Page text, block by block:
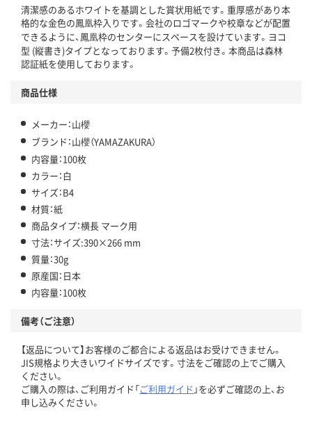
清潔感のあるホワイトを基調とした賞状用紙です。重厚感があり本
格的な金色の鳳凰枠入りです。会社のロゴマークや校章などが配置
できるように、鳳凰枠のセンターにスペースを設けています。ヨコ
型 (縦書き)タイプとなっております。予備2枚付き。本商品は森林
認証紙を使用しております。
商品仕様
メーカー：山櫻
ブランド：山櫻（YAMAZAKURA）
内容量：100枚
カラー：白
サイズ：B4
材質：紙
商品タイプ：横長 マーク用
寸法：サイズ:390×266 mm
質量：30g
原産国：日本
内容量：100枚
備考（ご注意）
【返品について】お客様のご都合による返品はお受けできません。
JIS規格より大きいワイドサイズです。寸法をご確認の上でご購入
ください。
ご購入の際は、ご利用ガイド「ご利用ガイド 」を必ずご確認の上、お
申し込みください。